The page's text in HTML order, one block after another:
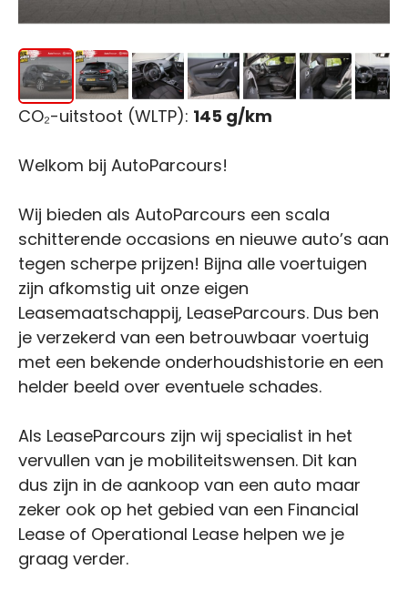
CO₂-uitstoot (WLTP): 145 g/km
Welkom bij AutoParcours!
Wij bieden als AutoParcours een scala
schitterende occasions en nieuwe auto’s aan
tegen scherpe prijzen! Bijna alle voertuigen
zijn afkomstig uit onze eigen
Leasemaatschappij, LeaseParcours. Dus ben
je verzekerd van een betrouwbaar voertuig
met een bekende onderhoudshistorie en een
helder beeld over eventuele schades.
Als LeaseParcours zijn wij specialist in het
vervullen van je mobiliteitswensen. Dit kan
dus zijn in de aankoop van een auto maar
zeker ook op het gebied van een Financial
Lease of Operational Lease helpen we je
graag verder.